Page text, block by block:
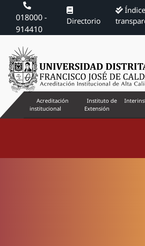
018000 -
914410
Directorio
Acreditación
institucional
Instituto de
Extensión